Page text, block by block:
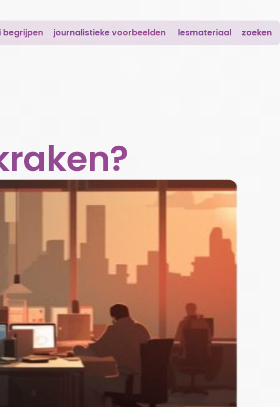
begrijpen journalistieke voorbeelden lesmateriaal zoeken